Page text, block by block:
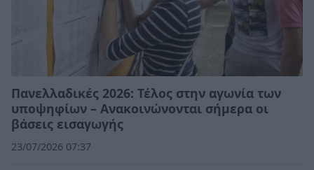
Πανελλαδικές 2026: Τέλος στην αγωνία των
υποψηφίων – Ανακοινώνονται σήμερα οι
βάσεις εισαγωγής
23/07/2026 07:37